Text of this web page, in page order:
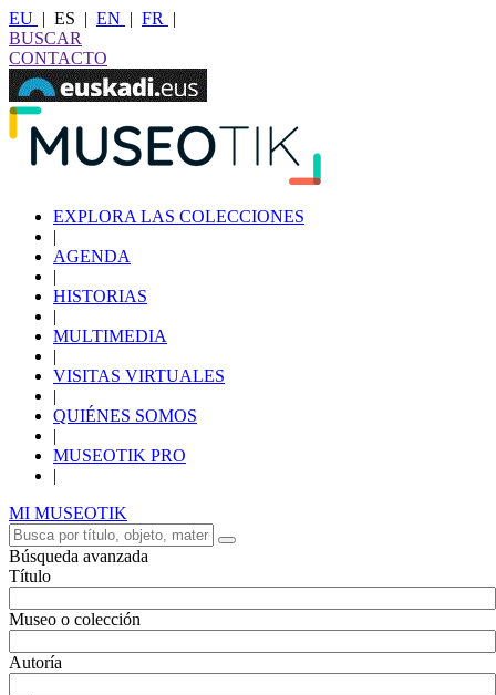
EU | ES | EN | FR
|
BUSCAR
CONTACTO
EXPLORA LAS COLECCIONES
|
AGENDA
|
HISTORIAS
|
MULTIMEDIA
|
VISITAS VIRTUALES
|
QUIÉNES SOMOS
|
MUSEOTIK PRO
|
MI MUSEOTIK
Búsqueda avanzada
Título
Museo o colección
Autoría